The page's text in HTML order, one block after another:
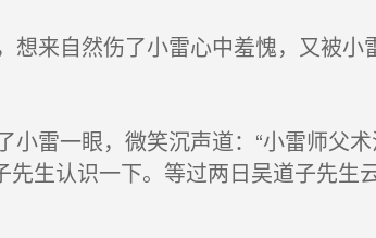
来自然伤了小雷心中羞愧，又被小
雷一眼，微笑沉声道：“小雷师父
生认识一下。等过两日吴道子先生